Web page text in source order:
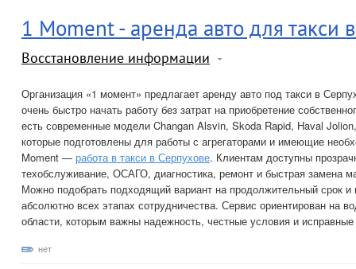
1 Moment - аренда авто для такси
Восстановление информации
Организация «1 момент» предлагает аренду авто под такси в
очень быстро начать работу без затрат на приобретение
есть современные модели Changan Alsvin, Skoda Rapid, Haval
которые подготовлены для работы с агрегаторами и имеющие
Moment — работа в такси в Серпухове. Клиентам доступны
техобслуживание, ОСАГО, диагностика, ремонт и быстрая замена
Можно подобрать подходящий вариант на продолжительный срок
абсолютно всех этапах сотрудничества. Сервис ориентирован на
области, которым важны надежность, честные условия и
нет